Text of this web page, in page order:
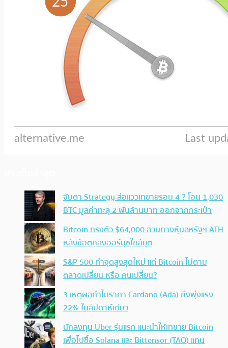
จับตา Strategy ส่อแววเทขายรอบ 4 ? โอน 1,030
BTC มูลค่าทะลุ 2 พันล้านบาท ออกจากกระเป๋า
Bitcoin ทรงตัว $64,000 สวนทางหุ้นสหรัฐฯ ATH
หลังข้อตกลงฮอร์มุซใกล้ยุติ
S&P 500 ทำจุดสูงสุดใหม่ แต่ Bitcoin ไม่ตาม
ตลาดเปลี่ยน หรือ คนเปลี่ยน?
3 เหตุผลทำไมราคา Cardano (Ada) ถึงพุ่งแรง
22% ในสัปดาห์เดียว
นักลงทุน Uber รุ่นแรก แนะนำให้เทขาย Bitcoin
เพื่อไปซื้อ Solana และ Bittensor (TAO) แทน